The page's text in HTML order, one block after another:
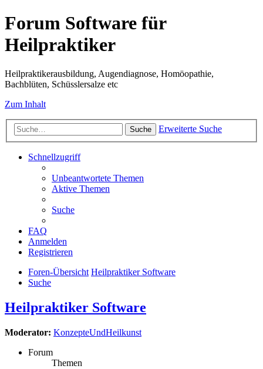
Forum Software für
Heilpraktiker
Heilpraktikerausbildung, Augendiagnose, Homöopathie,
Bachblüten, Schüsslersalze etc
Zum Inhalt
Suche Erweiterte Suche
Schnellzugriff
Unbeantwortete Themen
Aktive Themen
Suche
FAQ
Anmelden
Registrieren
Foren-Übersicht Heilpraktiker Software
Suche
Heilpraktiker Software
Moderator: KonzepteUndHeilkunst
Forum
Themen